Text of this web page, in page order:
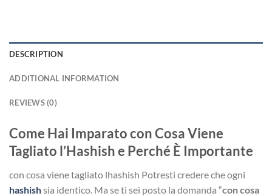
DESCRIPTION
ADDITIONAL INFORMATION
REVIEWS (0)
Come Hai Imparato con Cosa Viene
Tagliato l’Hashish e Perché È Importante
con cosa viene tagliato lhashish Potresti credere che ogni
hashishsia identico. Ma se ti sei posto la domanda “con cosa